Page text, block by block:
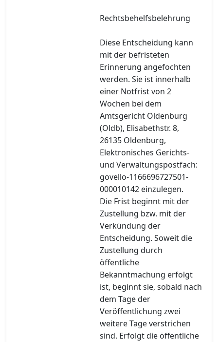
Rechtsbehelfsbelehrung
Diese Entscheidung kann
mit der befristeten
Erinnerung angefochten
werden. Sie ist innerhalb
einer Notfrist von 2
Wochen bei dem
Amtsgericht Oldenburg
(Oldb), Elisabethstr. 8,
26135 Oldenburg,
Elektronisches Gerichts-
und Verwaltungspostfach:
govello-1166696727501-
000010142 einzulegen.
Die Frist beginnt mit der
Zustellung bzw. mit der
Verkündung der
Entscheidung. Soweit die
Zustellung durch
öffentliche
Bekanntmachung erfolgt
ist, beginnt sie, sobald nach
dem Tage der
Veröffentlichung zwei
weitere Tage verstrichen
sind. Erfolgt die öffentliche